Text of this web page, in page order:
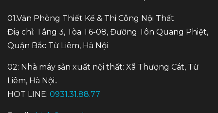
01.Văn Phòng Thiết Kế & Thi Công Nội Thất
Điạ chỉ: Tầng 3, Tòa T6-08, Đường Tôn Quang Phiệt,
Quận Bắc Từ Liêm, Hà Nội
02: Nhà máy sản xuất nội thất: Xã Thượng Cát, Từ
Liêm, Hà Nội..
HOT LINE: 0931.31.88.77